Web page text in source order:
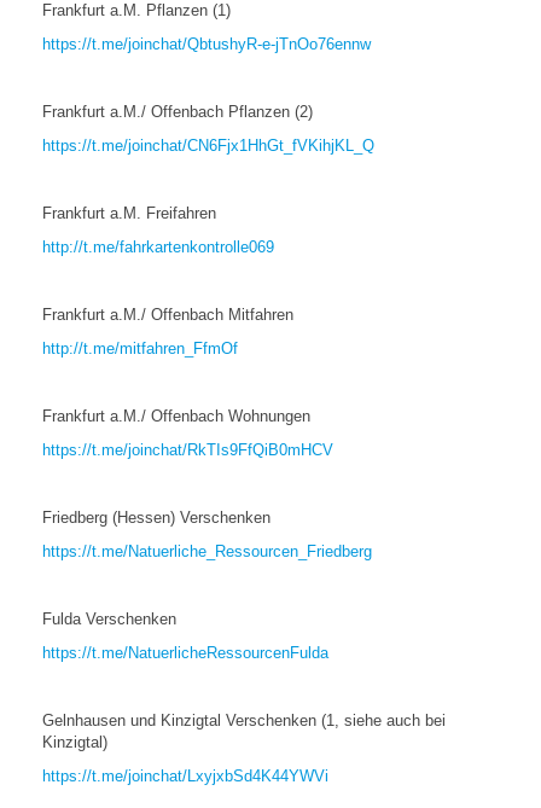
Frankfurt a.M. Pflanzen (1)
https://t.me/joinchat/QbtushyR-e-jTnOo76ennw
Frankfurt a.M./ Offenbach Pflanzen (2)
https://t.me/joinchat/CN6Fjx1HhGt_fVKihjKL_Q
Frankfurt a.M. Freifahren
http://t.me/fahrkartenkontrolle069
Frankfurt a.M./ Offenbach Mitfahren
http://t.me/mitfahren_FfmOf
Frankfurt a.M./ Offenbach Wohnungen
https://t.me/joinchat/RkTIs9FfQiB0mHCV
Friedberg (Hessen) Verschenken
https://t.me/Natuerliche_Ressourcen_Friedberg
Fulda Verschenken
https://t.me/NatuerlicheRessourcenFulda
Gelnhausen und Kinzigtal Verschenken (1, siehe auch bei
Kinzigtal)
https://t.me/joinchat/LxyjxbSd4K44YWVi